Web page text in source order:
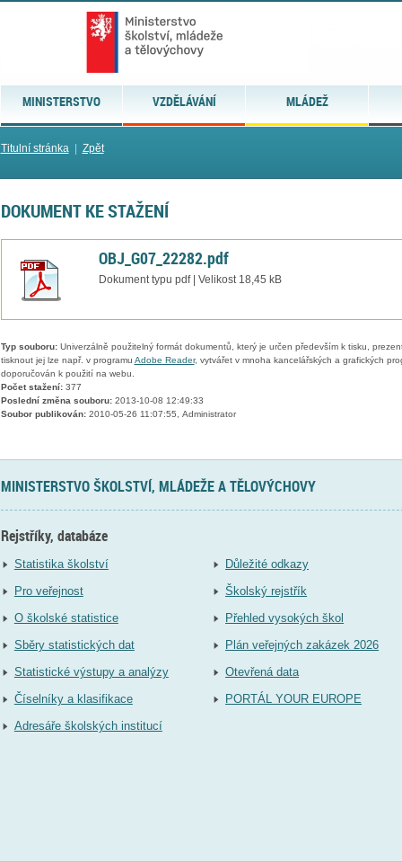
MINISTERSTVO VZDĚLÁVÁNÍ MLÁDEŽ
Titulní stránka| Zpět
DOKUMENT KE STAŽENÍ
OBJ_G07_22282.pdf
Dokument typu pdf | Velikost 18,45 kB
Typ souboru:Univerzálně použitelný formát dokumentů, který je určen především k tisku,
tisknout jej lze např. v programu Adobe Reader, vytvářet v mnoha kancelářských a grafických
doporučován k použití na webu.
Počet stažení:377
Poslední změna souboru:2013-10-08 12:49:33
Soubor publikován:2010-05-26 11:07:55, Administrator
MINISTERSTVO ŠKOLSTVÍ, MLÁDEŽE A TĚLOVÝCHOVY
Rejstříky, databáze
Statistika školství
Pro veřejnost
O školské statistice
Sběry statistických dat
Statistické výstupy a analýzy
Číselníky a klasifikace
Adresáře školských institucí
Důležité odkazy
Školský rejstřík
Přehled vysokých škol
Plán veřejných zakázek 2026
Otevřená data
PORTÁL YOUR EUROPE